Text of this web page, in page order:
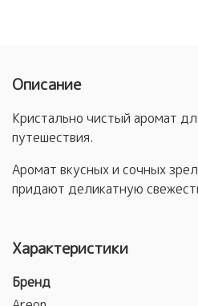
Описание
Кристально чистый аромат
путешествия.
Аромат вкусных и сочных
придают деликатную
Характеристики
Бренд